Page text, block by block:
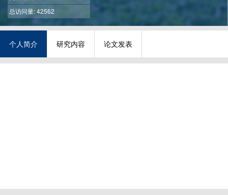
总访问量: 42562
个人简介 研究内容 论文发表